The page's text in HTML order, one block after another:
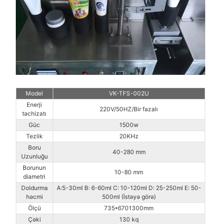
Model
VK-TFS-002U
Enerji
təchizatı
220V/50HZ/Bir fazalı
Güc
1500w
Tezlik
20KHz
Boru
Uzunluğu
40-280 mm
Borunun
diametri
10-80 mm
Doldurma
həcmi
A:5-30ml B: 6-60ml C: 10-120ml D: 25-250ml E: 50-
500ml (İstəyə görə)
Ölçü
735*6701300mm
Çəki
130 kq